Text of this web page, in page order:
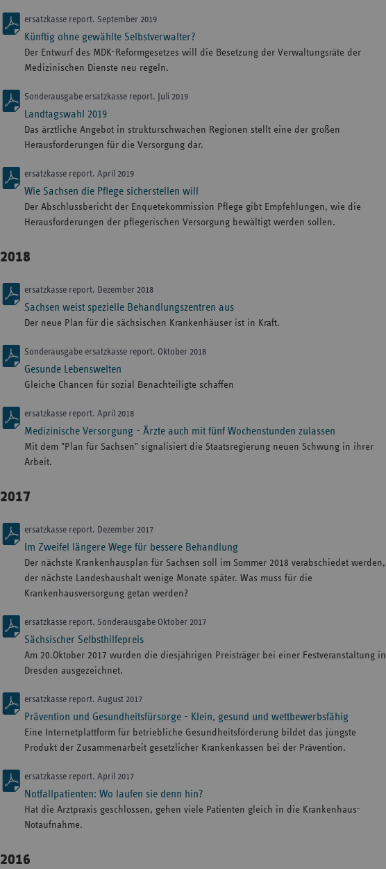
ersatzkasse report. September 2019
Künftig ohne gewählte Selbstverwalter?
Der Entwurf des MDK-Reformgesetzes will die Besetzung der Verwaltungsräte der
Medizinischen Dienste neu regeln.
Sonderausgabe ersatzkasse report. Juli 2019
Landtagswahl 2019
Das ärztliche Angebot in strukturschwachen Regionen stellt eine der großen
Herausforderungen für die Versorgung dar.
ersatzkasse report. April 2019
Wie Sachsen die Pflege sicherstellen will
Der Abschlussbericht der Enquetekommission Pflege gibt Empfehlungen, wie die
Herausforderungen der pflegerischen Versorgung bewältigt werden sollen.
2018
ersatzkasse report. Dezember 2018
Sachsen weist spezielle Behandlungszentren aus
Der neue Plan für die sächsischen Krankenhäuser ist in Kraft.
Sonderausgabe ersatzkasse report. Oktober 2018
Gesunde Lebenswelten
Gleiche Chancen für sozial Benachteiligte schaffen
ersatzkasse report. April 2018
Medizinische Versorgung - Ärzte auch mit fünf Wochenstunden zulassen
Mit dem "Plan für Sachsen" signalisiert die Staatsregierung neuen Schwung in ihrer
Arbeit.
2017
ersatzkasse report. Dezember 2017
Im Zweifel längere Wege für bessere Behandlung
Der nächste Krankenhausplan für Sachsen soll im Sommer 2018 verabschiedet werden,
der nächste Landeshaushalt wenige Monate später. Was muss für die
Krankenhausversorgung getan werden?
ersatzkasse report. Sonderausgabe Oktober 2017
Sächsischer Selbsthilfepreis
Am 20.Oktober 2017 wurden die diesjährigen Preisträger bei einer Festveranstaltung in
Dresden ausgezeichnet.
ersatzkasse report. August 2017
Prävention und Gesundheitsfürsorge - Klein, gesund und wettbewerbsfähig
Eine Internetplattform für betriebliche Gesundheitsförderung bildet das jüngste
Produkt der Zusammenarbeit gesetzlicher Krankenkassen bei der Prävention.
ersatzkasse report. April 2017
Notfallpatienten: Wo laufen sie denn hin?
Hat die Arztpraxis geschlossen, gehen viele Patienten gleich in die Krankenhaus-
Notaufnahme.
2016